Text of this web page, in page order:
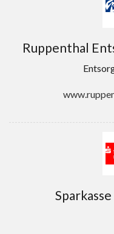
Ruppenthal